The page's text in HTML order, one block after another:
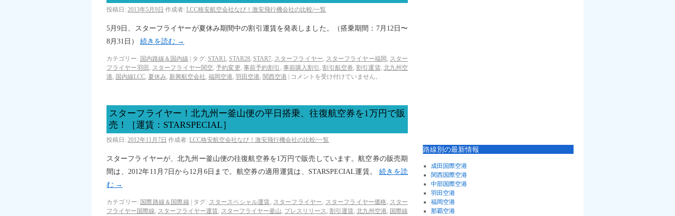
投稿日: 2013年5月9日 作成者: LCC格安航空会社なび！激安飛行機会社の比較/一覧
5月9日、スターフライヤーが夏休み期間中の割引運賃を発表しました。（搭乗期間：7月12日〜
8月31日） 続きを読む →
カテゴリー: 国内路線＆国内線 タグ: STAR1, STAR28, STAR7, スターフライヤー, スターフライヤー福岡 , スター
フライヤー羽田 , スターフライヤー関空,予約変更, 事前予約割引 , 事前購入割引 ,割引航空券,割引運賃, 北九州空
港, 国内線LCC, 夏休み, 新興航空会社, 福岡空港, 羽田空港, 関西空港 コメントを受け付けていません。
スターフライヤー！北九州ー釜山便の平日搭乗、往復航空券を1万円で販
売！［運賃：STARSPECIAL］
投稿日: 2012年11月7日 作成者: LCC格安航空会社なび！激安飛行機会社の比較/一覧
スターフライヤーが、北九州ー釜山便の往復航空券を1万円で販売しています。航空券の販売期
間は、2012年11月7日から12月6日まで。航空券の適用運賃は、STARSPECIAL運賃。 続きを読
む →
カテゴリー: 国際路線＆国際線 タグ: スタースペシャル運賃, スターフライヤー, スターフライヤー価格 , スター
フライヤー国際線, スターフライヤー運賃, スターフライヤー釜山, プレスリリース, 割引運賃, 北九州空港, 国際線
路線別の最新情報
成田国際空港
関西国際空港
中部国際空港
羽田空港
福岡空港
那覇空港